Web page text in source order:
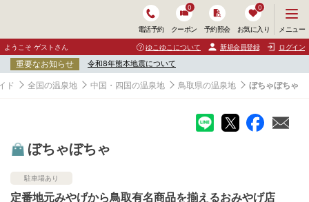
電話予約 クーポン
0
予約照会 お気に入り
0
ニ
ュ
ー
開
く
メニュー
ようこそ ゲストさん ゆこゆこについて 新規会員登録 ログイン
重要なお知らせ 令和8年熊本地震について
ド 全国の温泉地 中国・四国の温泉地 鳥取県の温泉地 ぼちゃぼちゃ
ぼちゃぼちゃ
駐車場あり
定番地元みやげから鳥取有名商品を揃えるおみやげ店